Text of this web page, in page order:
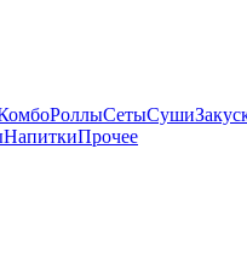
РоллыСетыСуши
НапиткиПрочее